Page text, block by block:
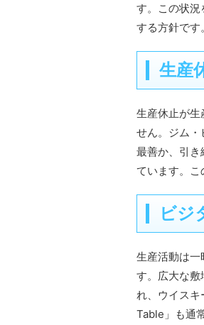
す。この状
する方針です。
生産
生産休止が生
せん。ジム
最善か、引き
ています。こ
ビジ
生産活動は
す。広大な敷
れ、ウイス
Table」も通